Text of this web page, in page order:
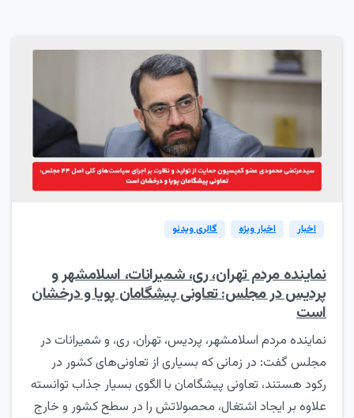
0
اخبار اخبار ویژه گالری ویدئو
نماینده مردم تهران، ری، شمیرانات، اسلامشهر و
پردیس در مجلس: تعاونی پیشگامان پویا و درخشان
است
نماینده مردم اسلامشهر، پردیس، تهران، ری، و شمیرانات در
مجلس گفت: در زمانی که بسیاری از تعاونی‌های کشور در
رکود هستند، تعاونی پیشگامان با الگوی بسیار جذاب توانسته
علاوه بر ایجاد اشتغال، محصولاتش را در سطح کشور و خارج